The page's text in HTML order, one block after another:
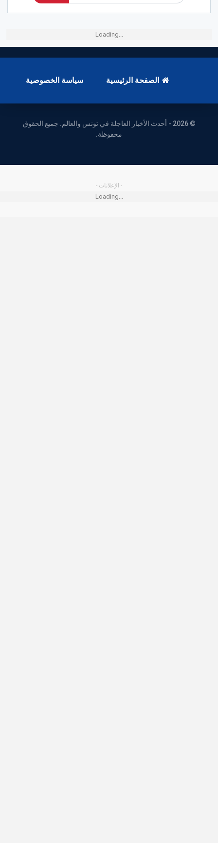
Loading...
الصفحة الرئيسية سياسة الخصوصية
© 2026 - أحدث الأخبار العاجلة في تونس والعالم. جميع الحقوق
محفوظة.
- الإعلانات -
Loading...